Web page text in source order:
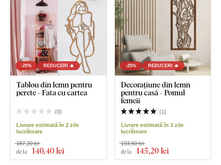
-25% REDUCERI 🔥
Tablou din lemn pentru
perete - Fata cu cartea
(0)
Livrare estimată în 2 zile
lucrătoare
de la 140,40 lei
187,20 lei
-25% REDUCERI 🔥
Decorațiune din lemn
pentru casă - Pomul
femeii
(1)
Livrare estimată în 3 zile
lucrătoare
de la 145,20 lei
193,60 lei